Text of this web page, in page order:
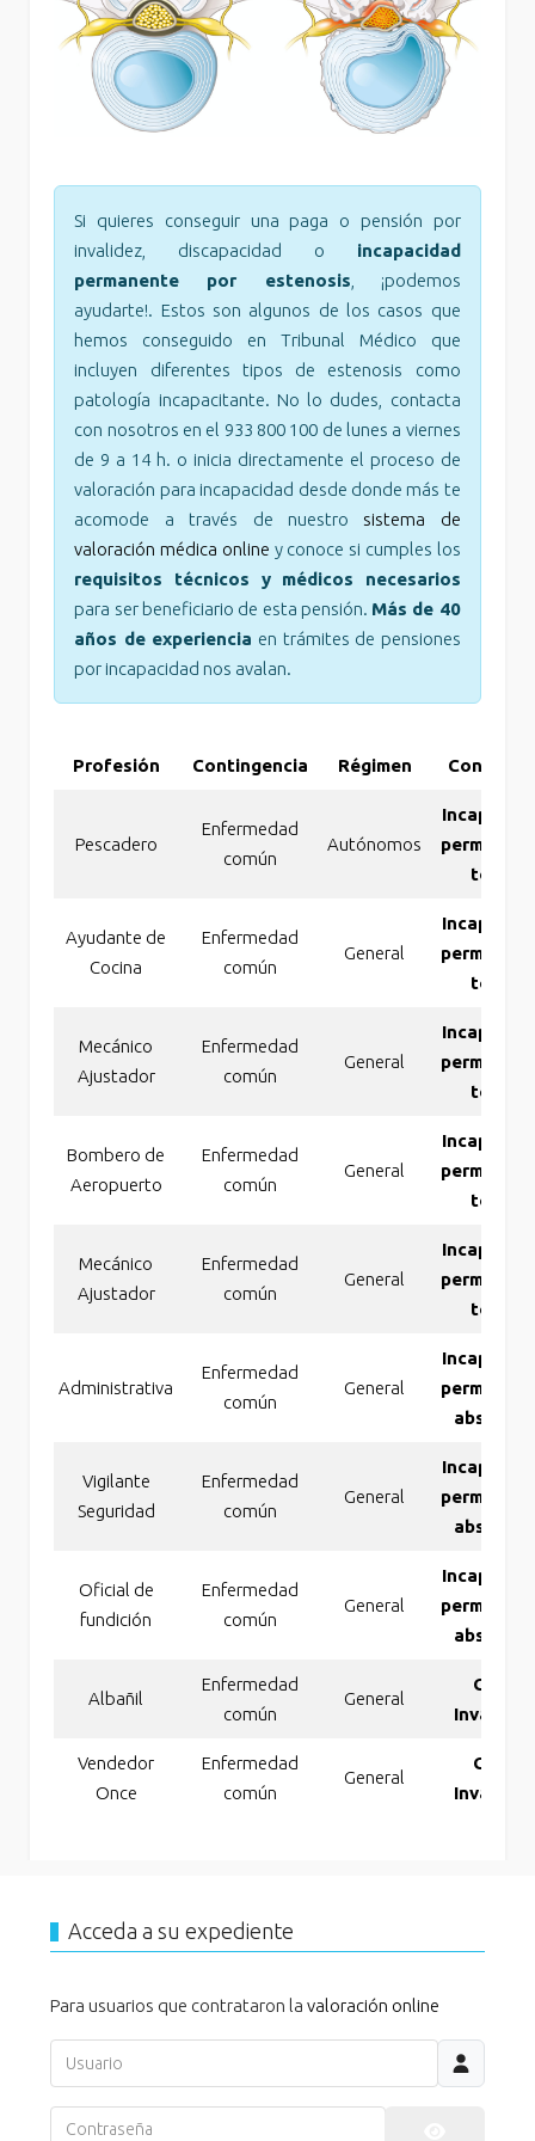
Si quieres conseguir una paga o pensión por
invalidez, discapacidad o incapacidad
permanente por estenosis , ¡podemos
ayudarte!. Estos son algunos de los casos que
hemos conseguido en Tribunal Médico que
incluyen diferentes tipos de estenosis como
patología incapacitante. No lo dudes, contacta
con nosotros en el 933 800 100 de lunes a viernes
de 9 a 14 h. o inicia directamente el proceso de
valoración para incapacidad desde donde más te
acomode a través de nuestro sistema de
valoración médica online y conoce si cumples los
requisitos técnicos y médicos necesarios
para ser beneficiario de esta pensión. Más de 40
años de experiencia en trámites de pensiones
por incapacidad nos avalan.
Profesión Contingencia Régimen
Pescadero
Enfermedad
común
Autónomos
total
Ayudante de
Cocina
Enfermedad
común
General
total
Mecánico
Ajustador
Enfermedad
común
General
total
Bombero de
Aeropuerto
Enfermedad
común
General
total
Mecánico
Ajustador
Enfermedad
común
General
total
Administrativa
Enfermedad
común
General
absoluta
Vigilante
Seguridad
Enfermedad
común
General
absoluta
Oficial de
fundición
Enfermedad
común
General
absoluta
Albañil
Enfermedad
común
General
Gran
Invalidez
Vendedor
Once
Enfermedad
común
General
Gran
Invalidez
Acceda a su expediente
Para usuarios que contrataron la valoración online
Usuario
Contraseña